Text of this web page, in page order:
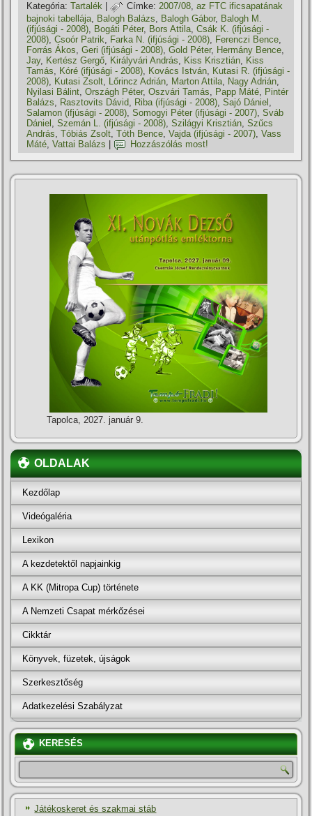
Kategória: Tartalék | Címke: 2007/08,az FTC ificsapatának
bajnoki tabellája Balogh Balázs Balogh Gábor, Balogh M.
(ifjúsági - 2008) Bogáti Péter, Bors Attila ,Csák K. (ifjúsági -
2008) ,Csoór Patrik Farka N. (ifjúsági - 2008) Ferenczi Bence
Forrás Ákos ,Geri (ifjúsági - 2008) ,Gold Péter, Hermány Bence
Jay, Kertész Gergő Királyvári András Kiss Krisztián Kiss
Tamás
Kóré (ifjúsági - 2008) Kovács István Kutasi R. (ifjúsági -
2008) Kutasi Zsolt Lőrincz Adrián Marton Attila Nagy Adrián
Nyilasi Bálint ,Országh Péter,Oszvári Tamás Papp Máté Pintér
Balázs
Rasztovits Dávid Riba (ifjúsági - 2008) ,Sajó Dániel
Salamon (ifjúsági - 2008) ,Somogyi Péter (ifjúsági - 2007) ,Sváb
Dániel ,Szemán L. (ifjúsági - 2008) ,Szilágyi Krisztián ,Szűcs
András ,Tóbiás Zsolt ,Tóth Bence ,Vajda (ifjúsági - 2007) ,Vass
Máté,Vattai Balázs Hozzászólás most!
Tapolca, 2027. január 9.
OLDALAK
Kezdőlap
Videógaléria
Lexikon
A kezdetektől napjainkig
A KK (Mitropa Cup) története
A Nemzeti Csapat mérkőzései
Cikktár
Könyvek, füzetek, újságok
Szerkesztőség
Adatkezelési Szabályzat
KERESÉS
Játékoskeret és szakmai stáb